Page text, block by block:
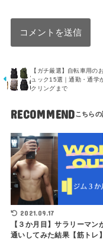
【ガチ厳選】自転車用の
ュック15選｜通勤・通学
クリングまで
RECOMMEND
2021.09.17
【３か月目】サラリーマン
通いしてみた結果【筋トレ】